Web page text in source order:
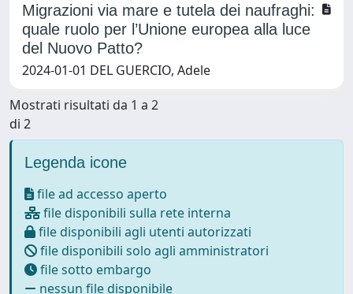
Migrazioni via mare e tutela dei naufraghi:
quale ruolo per l’Unione europea alla luce
del Nuovo Patto?
2024-01-01 DEL GUERCIO, Adele
Mostrati risultati da 1 a 2
di 2
Legenda icone
file ad accesso aperto
file disponibili sulla rete interna
file disponibili agli utenti autorizzati
file disponibili solo agli amministratori
file sotto embargo
nessun file disponibile